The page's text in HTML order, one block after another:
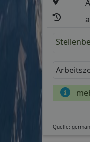
Quelle: